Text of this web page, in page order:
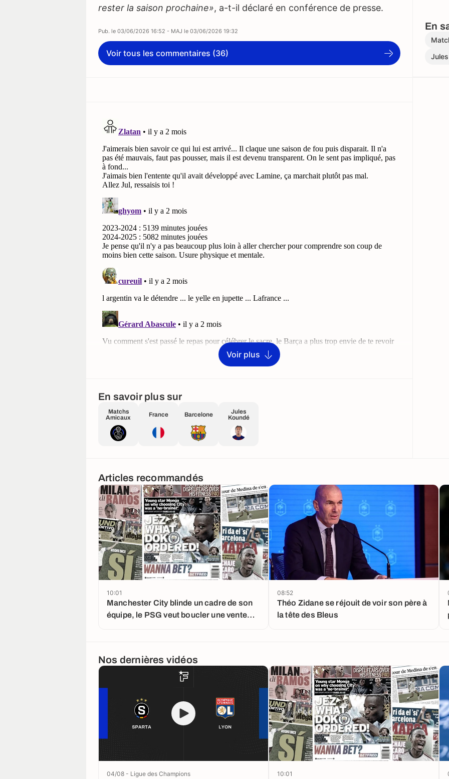
rester la saison prochaine», a-t-il déclaré en conférence de presse.
Pub. le 03/06/2026 16:52 - MAJ le 03/06/2026 19:32
Voir tous les commentaires (36)
En
Voir plus
En savoir plus sur
Matchs
Amicaux
France Barcelone
Jules
Koundé
Articles recommandés
Manchester City blinde un cadre de son
équipe, le PSG veut boucler une vente
10:01
Théo Zidane se réjouit de voir son père à
la tête des Bleus
08:52
Nos dernières vidéos
04/08 - Ligue des Champions 10:01